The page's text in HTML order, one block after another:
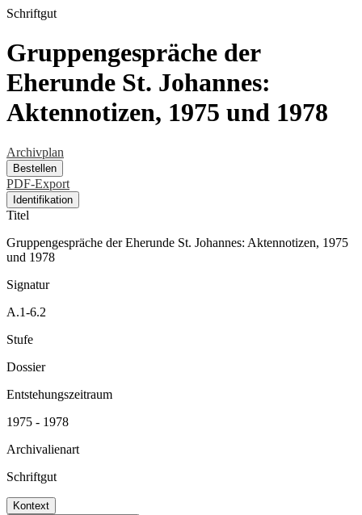
Schriftgut
Gruppengespräche der
Eherunde St. Johannes:
Aktennotizen, 1975 und 1978
Archivplan
Bestellen
PDF-Export
Identifikation
Titel
Gruppengespräche der Eherunde St. Johannes: Aktennotizen, 1975
und 1978
Signatur
A.1-6.2
Stufe
Dossier
Entstehungszeitraum
1975 - 1978
Archivalienart
Schriftgut
Kontext